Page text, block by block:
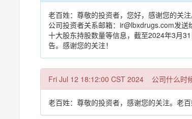
老百姓：尊敬的投资者，您好，感谢您的关
公司投资者关系邮箱：ir@lbxdrugs.com发
十大股东持股数量等信息，截至2024年3月
告。感谢您的关注！
Fri Jul 12 18:12:00 CST 2024 公司什么时
老百姓：尊敬的投资者，感谢您的关注。老